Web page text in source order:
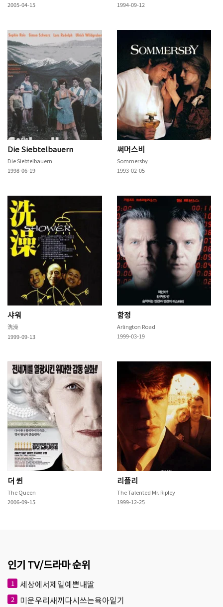
2005-04-15
1994-09-12
Die Siebtelbauern
Die Siebtelbauern
1998-06-19
써머스비
Sommersby
1993-02-05
샤워
洗澡
1999-09-13
함정
Arlington Road
1999-03-19
더 퀸
The Queen
2006-09-15
리플리
The Talented Mr. Ripley
1999-12-25
인기 TV/드라마 순위
1 세상에서제일예쁜내딸
2 미운우리새끼다시쓰는육아일기